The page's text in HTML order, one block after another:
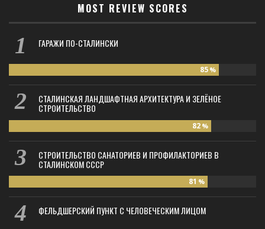
MOST REVIEW SCORES
ГАРАЖИ ПО-СТАЛИНСКИ
85 %
СТАЛИНСКАЯ ЛАНДШАФТНАЯ АРХИТЕКТУРА И ЗЕЛЁНОЕ
СТРОИТЕЛЬСТВО
82 %
СТРОИТЕЛЬСТВО САНАТОРИЕВ И ПРОФИЛАКТОРИЕВ В
СТАЛИНСКОМ СССР
81 %
ФЕЛЬДШЕРСКИЙ ПУНКТ С ЧЕЛОВЕЧЕСКИМ ЛИЦОМ